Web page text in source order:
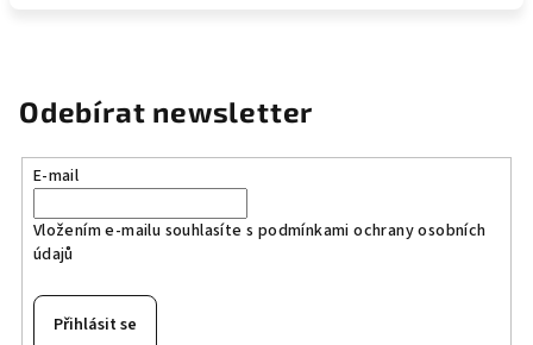
Odebírat newsletter
E-mail
Vložením e-mailu souhlasíte s podmínkami ochrany osobních
údajů
Přihlásit se